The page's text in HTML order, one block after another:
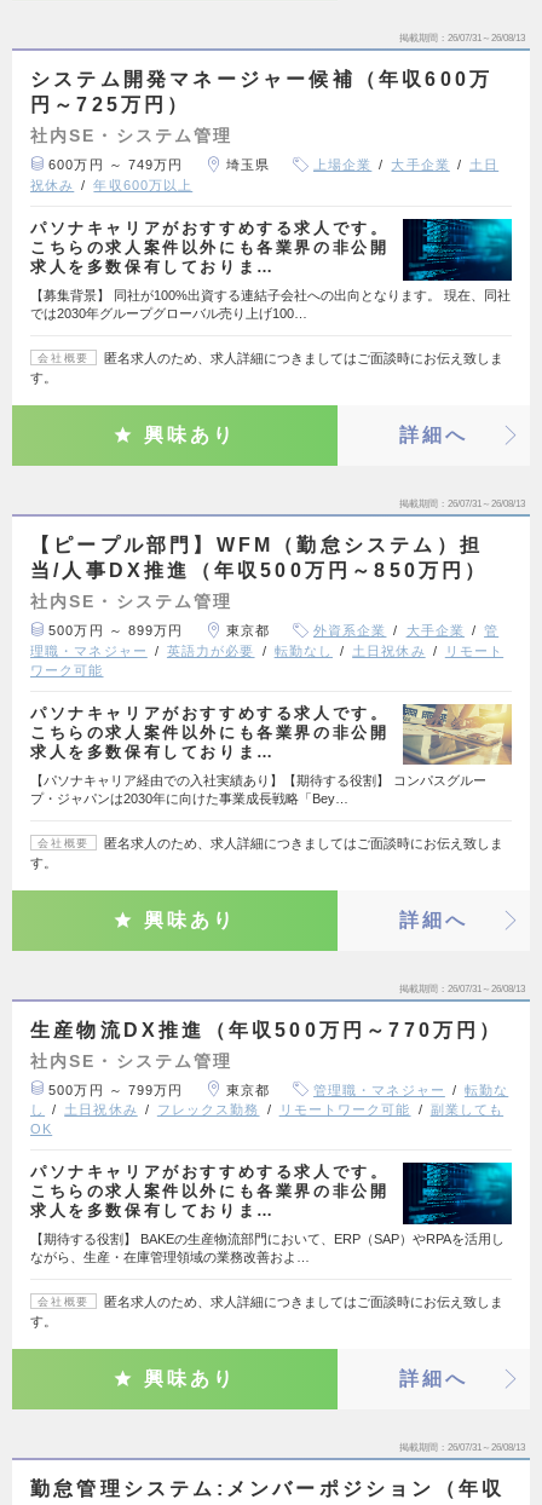
掲載期間 26/07/31～26/08/13
システム開発マネージャー候補（年収600万
円～725万円）
社内SE・システム管理
600万円 ～ 749万円 埼玉県 上場企業 大手企業
土日
祝休み
年収600万以上
パソナキャリアがおすすめする求人です。
こちらの求人案件以外にも各業界の非公開
求人を多数保有しておりま…
【募集背景】 同社が100%出資する連結子会社への出向となります。 現在、同社
では2030年グループグローバル売り上げ100…
会社概要
匿名求人のため、求人詳細につきましてはご面談時にお伝え致しま
す。
興味あり 詳細へ
掲載期間 26/07/31～26/08/13
【ピープル部門】WFM（勤怠システム）担
当/人事DX推進（年収500万円～850万円）
社内SE・システム管理
500万円 ～ 899万円 東京都 外資系企業 大手企業
管
理職・マネジャー
英語力が必要 転勤なし 土日祝休み
リモート
ワーク可能
パソナキャリアがおすすめする求人です。
こちらの求人案件以外にも各業界の非公開
求人を多数保有しておりま…
【パソナキャリア経由での入社実績あり】【期待する役割】 コンパスグルー
プ・ジャパンは2030年に向けた事業成長戦略「Bey…
会社概要
匿名求人のため、求人詳細につきましてはご面談時にお伝え致しま
す。
興味あり 詳細へ
掲載期間 26/07/31～26/08/13
生産物流DX推進（年収500万円～770万円）
社内SE・システム管理
500万円 ～ 799万円 東京都 管理職・マネジャー
転勤な
し
土日祝休み フレックス勤務 リモートワーク可能
副業しても
OK
パソナキャリアがおすすめする求人です。
こちらの求人案件以外にも各業界の非公開
求人を多数保有しておりま…
【期待する役割】 BAKEの生産物流部門において、ERP（SAP）やRPAを活用し
ながら、生産・在庫管理領域の業務改善およ…
会社概要
匿名求人のため、求人詳細につきましてはご面談時にお伝え致しま
す。
興味あり 詳細へ
掲載期間 26/07/31～26/08/13
勤怠管理システム:メンバーポジション（年収